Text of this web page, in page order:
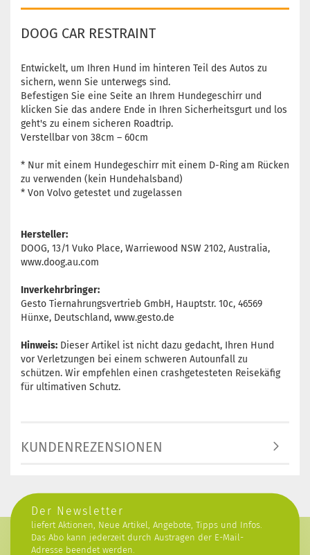
DOOG CAR RESTRAINT
Entwickelt, um Ihren Hund im hinteren Teil des Autos zu
sichern, wenn Sie unterwegs sind.
Befestigen Sie eine Seite an Ihrem Hundegeschirr und
klicken Sie das andere Ende in Ihren Sicherheitsgurt und los
geht's zu einem sicheren Roadtrip.
Verstellbar von 38cm – 60cm
* Nur mit einem Hundegeschirr mit einem D-Ring am Rücken
zu verwenden (kein Hundehalsband)
* Von Volvo getestet und zugelassen
Hersteller:
DOOG, 13/1 Vuko Place, Warriewood NSW 2102, Australia,
www.doog.au.com
Inverkehrbringer:
Gesto Tiernahrungsvertrieb GmbH, Hauptstr. 10c, 46569
Hünxe, Deutschland, www.gesto.de
Hinweis: Dieser Artikel ist nicht dazu gedacht, Ihren Hund
vor Verletzungen bei einem schweren Autounfall zu
schützen. Wir empfehlen einen crashgetesteten Reisekäfig
für ultimativen Schutz.
KUNDENREZENSIONEN
Der Newsletter
liefert Aktionen, Neue Artikel, Angebote, Tipps und Infos.
Das Abo kann jederzeit durch Austragen der E-Mail-
Adresse beendet werden.